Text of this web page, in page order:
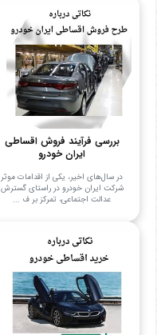
بررسی فرآیند فروش اقساطی
ایران خودرو
در سال‌های اخیر، یکی از اقدامات موثر
شرکت ایران خودرو در راستای گسترش
عدالت اجتماعی، تمرکز بر ف ...